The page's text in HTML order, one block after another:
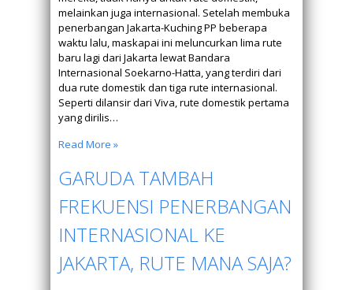
melainkan juga internasional. Setelah membuka
penerbangan Jakarta-Kuching PP beberapa
waktu lalu, maskapai ini meluncurkan lima rute
baru lagi dari Jakarta lewat Bandara
Internasional Soekarno-Hatta, yang terdiri dari
dua rute domestik dan tiga rute internasional.
Seperti dilansir dari Viva, rute domestik pertama
yang dirilis…
Read More »
GARUDA TAMBAH
FREKUENSI PENERBANGAN
INTERNASIONAL KE
JAKARTA, RUTE MANA SAJA?